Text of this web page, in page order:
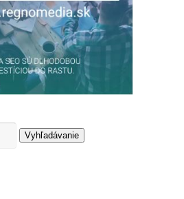
Vyhľadávanie